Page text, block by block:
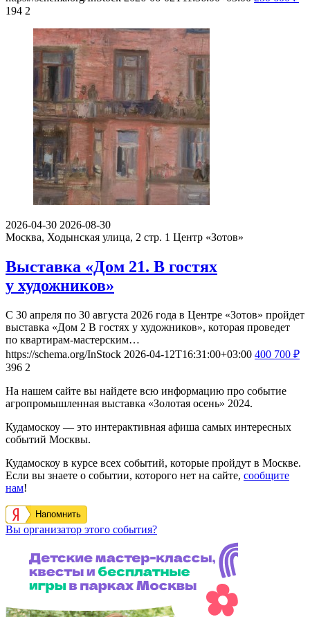
194 2
2026-04-30 2026-08-30
Москва, Ходынская улица, 2 стр. 1 Центр «Зотов»
Выставка «Дом 21. В гостях
у художников»
С 30 апреля по 30 августа 2026 года в Центре «Зотов» пройдет
выставка «Дом 2 В гостях у художников», которая проведет
по квартирам-мастерским…
https://schema.org/InStock 2026-04-12T16:31:00+03:00 400 700 ₽
396 2
На нашем сайте вы найдете всю информацию про событие
агропромышленная выставка «Золотая осень» 2024.
Кудамоскоу — это интерактивная афиша самых интересных
событий Москвы.
Кудамоскоу в курсе всех событий, которые пройдут в Москве.
Если вы знаете о событии, которого нет на сайте, сообщите
нам!
Напомнить
Вы организатор этого события?